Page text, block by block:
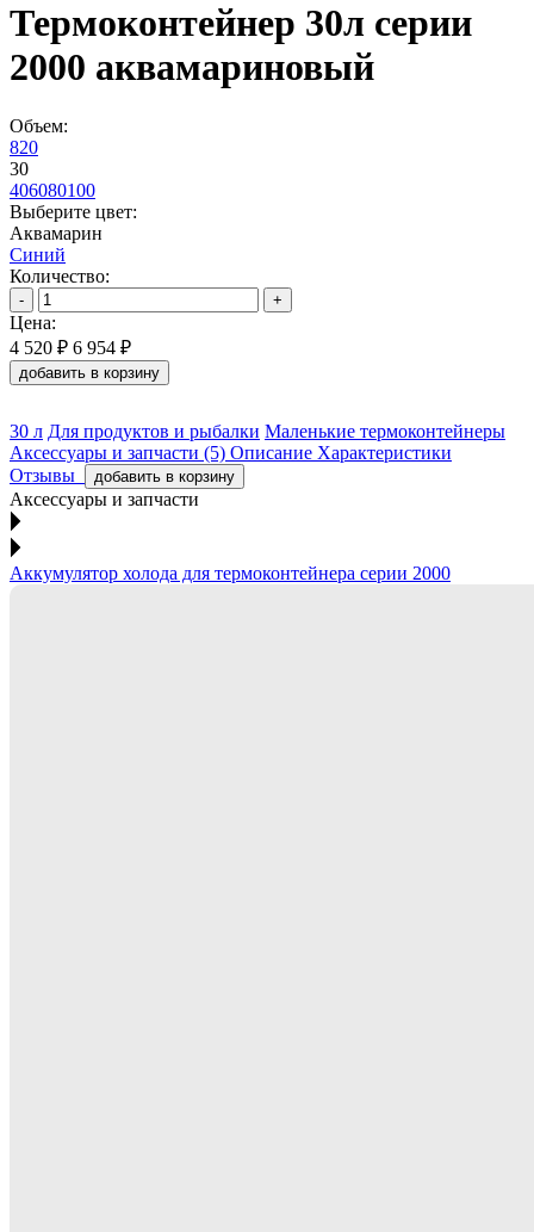
Термоконтейнер 30л серии
2000 аквамариновый
Объем:
820
30
406080100
Выберите цвет:
Аквамарин
Синий
Количество:
- +
Цена:
4 520 ₽ 6 954 ₽
добавить в корзину
30 л Для продуктов и рыбалки Маленькие термоконтейнеры
Аксессуары и запчасти (5) Описание Характеристики
Отзывы
добавить в корзину
Аксессуары и запчасти
Аккумулятор холода для термоконтейнера серии 2000